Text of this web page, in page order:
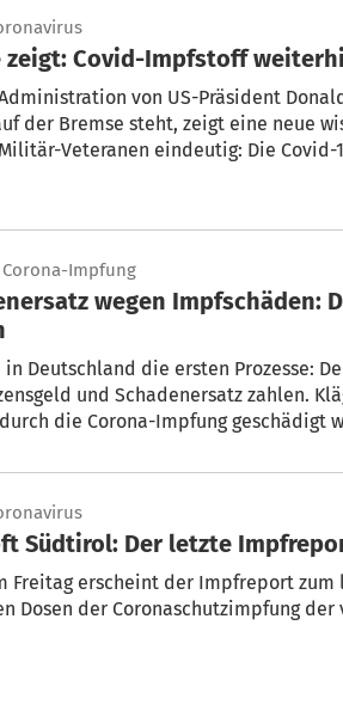
zeigt: Covid-Impfstoff
von US-Präsident
der Bremse steht, zeigt eine neue
Veteranen eindeutig: Die
Corona-Impfung
Deutschland die ersten Prozesse:
und Schadenersatz zahlen.
die Corona-Impfung geschädigt
Südtirol: Der letzte
Freitag erscheint der Impfreport zum
Dosen der Coronaschutzimpfung der